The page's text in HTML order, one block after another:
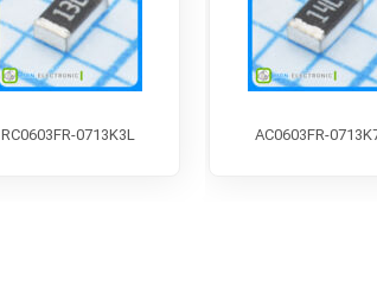
AC0603FR-
RC0603FR-0713K3L